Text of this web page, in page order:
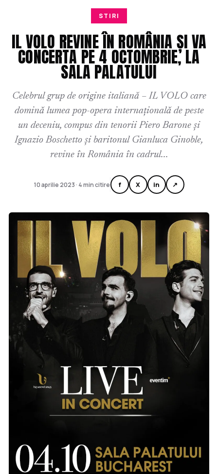
STIRI
IL VOLO REVINE ÎN ROMÂNIA ȘI VA
CONCERTA PE 4 OCTOMBRIE, LA
SALA PALATULUI
Celebrul grup de origine italiană – IL VOLO care
domină lumea pop-opera internațională de peste
un deceniu, compus din tenorii Piero Barone și
Ignazio Boschetto și baritonul Gianluca Ginoble,
revine în România în cadrul...
10 aprilie 2023 · 4 min citire f X in ↗